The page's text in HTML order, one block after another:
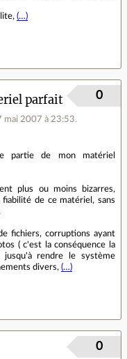
(…)
parfait
mai 2007 à 23:53.
0
partie de mon matériel
plus ou moins bizarres,
de ce matériel, sans
fichiers, corruptions ayant
( c'est la conséquence la
rendre le système
divers, (…)
0